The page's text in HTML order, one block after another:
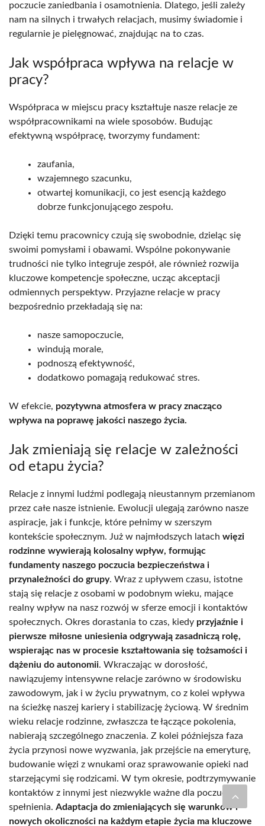
poczucie zaniedbania i osamotnienia. Dlatego, jeśli zależy
nam na silnych i trwałych relacjach, musimy świadomie i
regularnie je pielęgnować, znajdując na to czas.
Jak współpraca wpływa na relacje w
pracy?
Współpraca w miejscu pracy kształtuje nasze relacje ze
współpracownikami na wiele sposobów. Budując
efektywną współpracę, tworzymy fundament:
zaufania,
wzajemnego szacunku,
otwartej komunikacji, co jest esencją każdego
dobrze funkcjonującego zespołu.
Dzięki temu pracownicy czują się swobodnie, dzieląc się
swoimi pomysłami i obawami. Wspólne pokonywanie
trudności nie tylko integruje zespół, ale również rozwija
kluczowe kompetencje społeczne, ucząc akceptacji
odmiennych perspektyw. Przyjazne relacje w pracy
bezpośrednio przekładają się na:
nasze samopoczucie,
windują morale,
podnoszą efektywność,
dodatkowo pomagają redukować stres.
W efekcie, pozytywna atmosfera w pracy znacząco
wpływa na poprawę jakości naszego życia.
Jak zmieniają się relacje w zależności
od etapu życia?
Relacje z innymi ludźmi podlegają nieustannym przemianom
przez całe nasze istnienie. Ewolucji ulegają zarówno nasze
aspiracje, jak i funkcje, które pełnimy w szerszym
kontekście społecznym. Już w najmłodszych latach więzi
rodzinne wywierają kolosalny wpływ, formując
fundamenty naszego poczucia bezpieczeństwa i
przynależności do grupy. Wraz z upływem czasu, istotne
stają się relacje z osobami w podobnym wieku, mające
realny wpływ na nasz rozwój w sferze emocji i kontaktów
społecznych. Okres dorastania to czas, kiedy przyjaźnie i
pierwsze miłosne uniesienia odgrywają zasadniczą rolę,
wspierając nas w procesie kształtowania się tożsamości i
dążeniu do autonomii. Wkraczając w dorosłość,
nawiązujemy intensywne relacje zarówno w środowisku
zawodowym, jak i w życiu prywatnym, co z kolei wpływa
na ścieżkę naszej kariery i stabilizację życiową. W średnim
wieku relacje rodzinne, zwłaszcza te łączące pokolenia,
nabierają szczególnego znaczenia. Z kolei późniejsza faza
życia przynosi nowe wyzwania, jak przejście na emeryturę,
budowanie więzi z wnukami oraz sprawowanie opieki nad
starzejącymi się rodzicami. W tym okresie, podtrzymywanie
kontaktów z innymi jest niezwykle ważne dla poczucia
spełnienia. Adaptacja do zmieniających się warunków i
nowych okoliczności na każdym etapie życia ma kluczowe